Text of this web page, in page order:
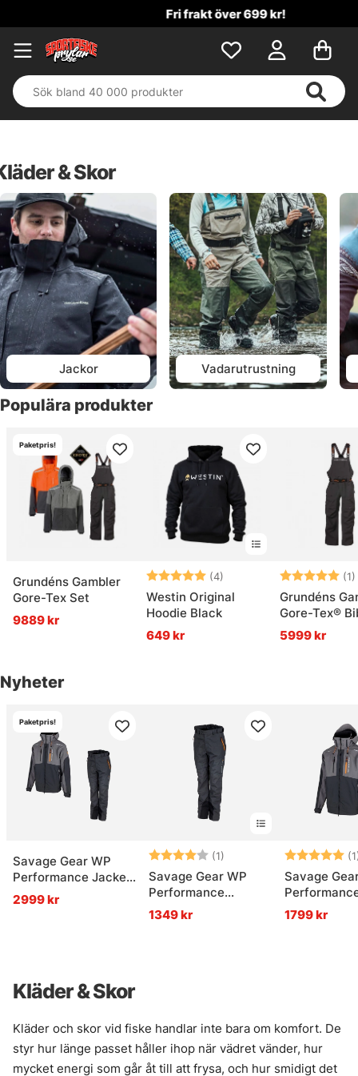
Fri frakt över 699 kr!
& Skor
Jackor Vadarutrustning
Populära produkter
Paketpris!
Grundéns Gambler
Gore-Tex Set
9889 kr
Betyg: (4)
5.0 utav 5 stjärnor
Westin Original
Hoodie Black
649 kr
Betyg: (1)
Grundéns
Gore-Tex®
Anchor
5999 kr
Nyheter
Paketpris!
Savage Gear WP
Performance Jacket
& Trousers Gunmetal
2999 kr
Betyg: (1)
4.0 utav 5 stjärnor
Savage Gear WP
Performance
Trousers Gunmetal
1349 kr
Betyg:
Savage
Gunmetal
1799 kr
Kläder & Skor
Kläder och skor vid fiske handlar inte bara om komfort. De
styr hur länge passet håller ihop när vädret vänder, hur
mycket energi som går åt till att frysa, och hur smidigt det